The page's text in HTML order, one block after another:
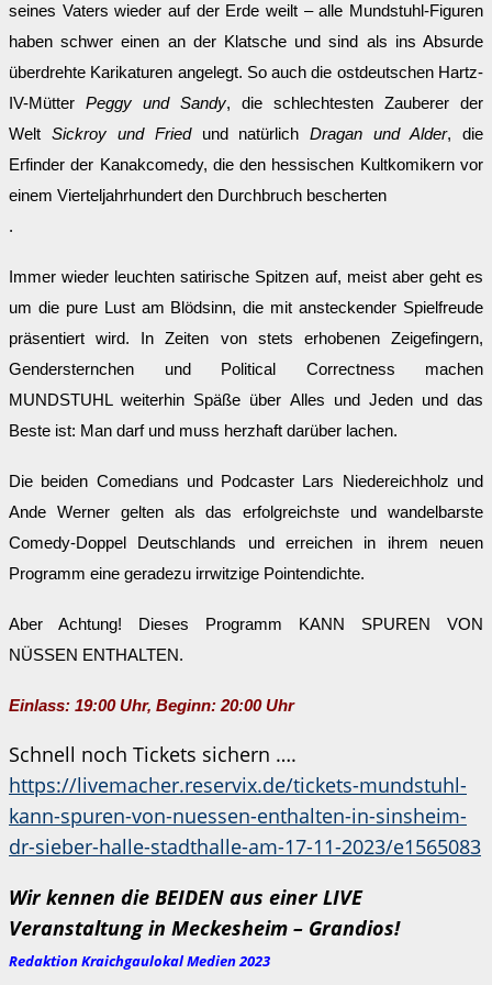
seines Vaters wieder auf der Erde weilt – alle Mundstuhl-Figuren
haben schwer einen an der Klatsche und sind als ins Absurde
überdrehte Karikaturen angelegt. So auch die ostdeutschen Hartz-
IV-Mütter Peggy und Sandy, die schlechtesten Zauberer der
Welt Sickroy und Friedund natürlichDragan und Alder, die
Erfinder der Kanakcomedy, die den hessischen Kultkomikern vor
einem Vierteljahrhundert den Durchbruch bescherten
.
Immer wieder leuchten satirische Spitzen auf, meist aber geht es
um die pure Lust am Blödsinn, die mit ansteckender Spielfreude
präsentiert wird. In Zeiten von stets erhobenen Zeigefingern,
Gendersternchen und Political Correctness machen
MUNDSTUHL weiterhin Späße über Alles und Jeden und das
Beste ist: Man darf und muss herzhaft darüber lachen.
Die beiden Comedians und Podcaster Lars Niedereichholz und
Ande Werner gelten als das erfolgreichste und wandelbarste
Comedy-Doppel Deutschlands und erreichen in ihrem neuen
Programm eine geradezu irrwitzige Pointendichte.
Aber Achtung! Dieses Programm KANN SPUREN VON
NÜSSEN ENTHALTEN.
Einlass: 19:00 Uhr, Beginn: 20:00 Uhr
Schnell noch Tickets sichern ….
https://livemacher.reservix.de/tickets-mundstuhl-
kann-spuren-von-nuessen-enthalten-in-sinsheim-
dr-sieber-halle-stadthalle-am-17-11-2023/e1565083
Wir kennen die BEIDEN aus einer LIVE
Veranstaltung in Meckesheim – Grandios!
Redaktion Kraichgaulokal Medien 2023